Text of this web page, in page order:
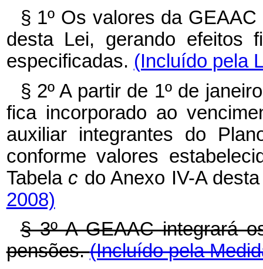
§ 1º Os valores da
desta Lei, gerando efeitos
especificadas. (Incluído pela
§ 2º A partir de 1º de
fica incorporado ao
auxiliar integrantes do
conforme valores
Tabela c do Anexo IV-A
2008)
§ 3º A GEAAC integrará
pensões.(Incluído pela